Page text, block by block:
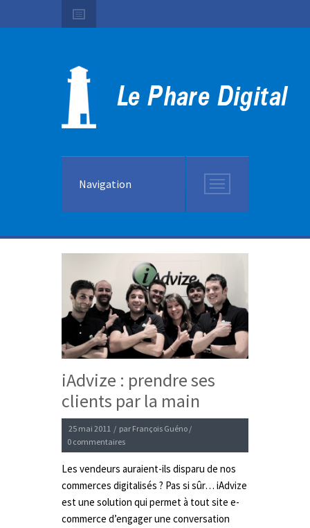
Navigation
iAdvize : prendre ses
clients par la main
25 mai 2011 / par François Guéno /
0 commentaires
Les vendeurs auraient-ils disparu de nos
commerces digitalisés ? Pas si sûr… iAdvize
est une solution qui permet à tout site e-
commerce d’engager une conversation